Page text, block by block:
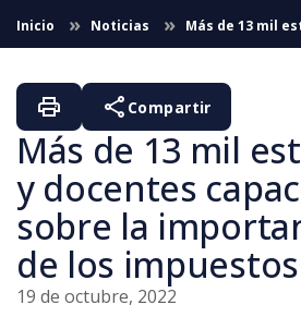
Saltar al contenido principal
Inicio Noticias
Más de 13 mil
capacitados sobre la importancia social
Más de 13 mil
y docentes
sobre la
de los
19 de octubre, 2022
print share Compartir